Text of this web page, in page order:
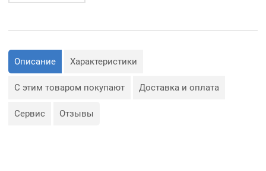
Описание Характеристики
С этим товаром покупают Доставка и оплата
Сервис Отзывы